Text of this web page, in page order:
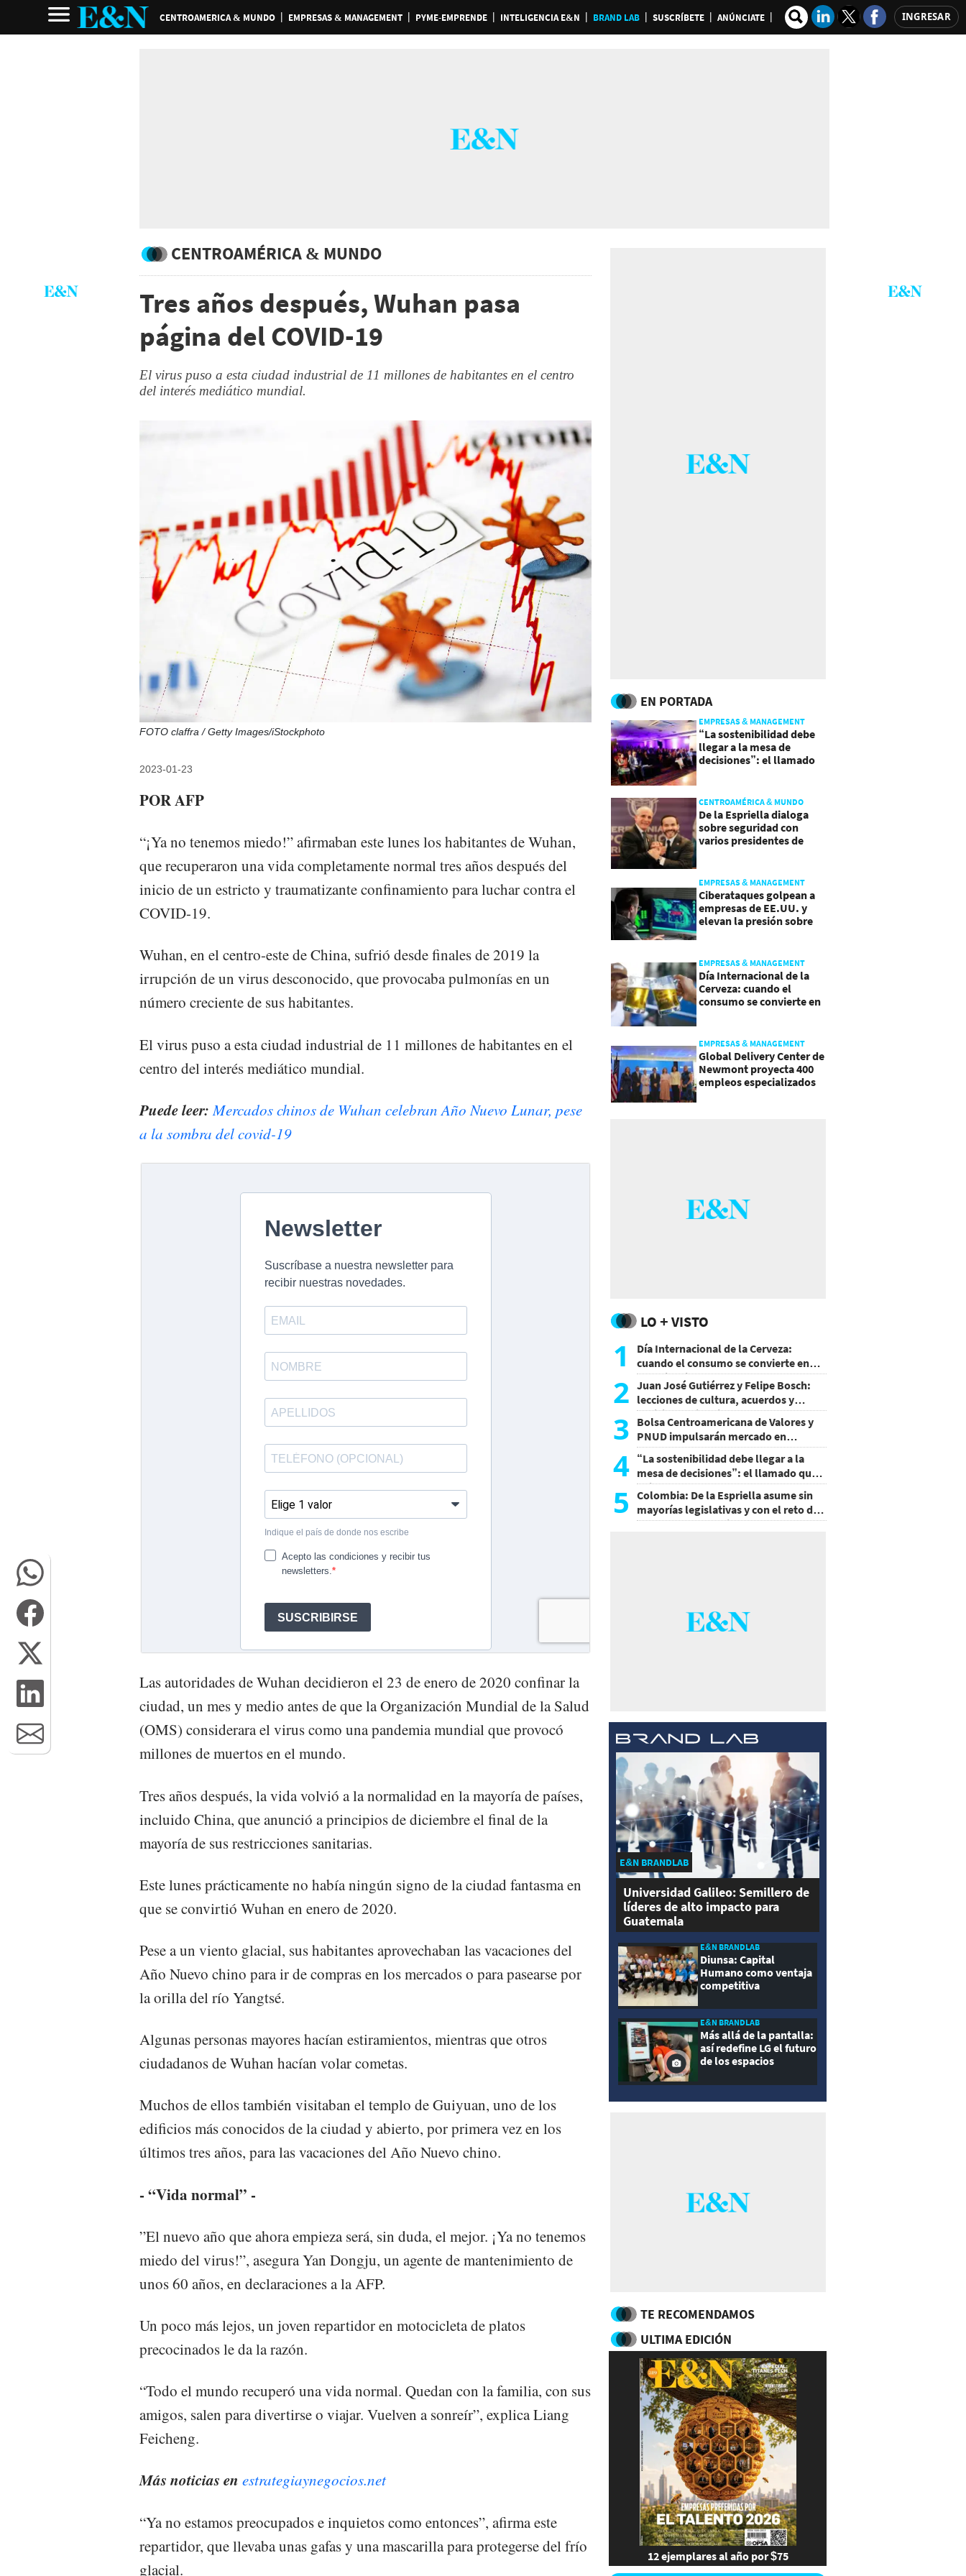
CENTROAMERICA & MUNDO EMPRESAS & MANAGEMENT PYME-EMPRENDE INTELIGENCIA E&N BRAND LAB SUSCRÍBETE ANÚNCIATE INGRESAR
CENTROAMÉRICA & MUNDO
Tres años después, Wuhan pasa
página del COVID-19
El virus puso a esta ciudad industrial de 11 millones de habitantes en el centro
del interés mediático mundial.
FOTO claffra / Getty Images/iStockphoto
2023-01-23
POR AFP
“¡Ya no tenemos miedo!” afirmaban este lunes los habitantes de Wuhan,
que recuperaron una vida completamente normal tres años después del
inicio de un estricto y traumatizante confinamiento para luchar contra el
COVID-19.
Wuhan, en el centro-este de China, sufrió desde finales de 2019 la
irrupción de un virus desconocido, que provocaba pulmonías en un
número creciente de sus habitantes.
El virus puso a esta ciudad industrial de 11 millones de habitantes en el
centro del interés mediático mundial.
Puede leer:Mercados chinos de Wuhan celebran Año Nuevo Lunar, pese
a la sombra del covid-19
Las autoridades de Wuhan decidieron el 23 de enero de 2020 confinar la
ciudad, un mes y medio antes de que la Organización Mundial de la Salud
(OMS) considerara el virus como una pandemia mundial que provocó
millones de muertos en el mundo.
Tres años después, la vida volvió a la normalidad en la mayoría de países,
incluido China, que anunció a principios de diciembre el final de la
mayoría de sus restricciones sanitarias.
Este lunes prácticamente no había ningún signo de la ciudad fantasma en
que se convirtió Wuhan en enero de 2020.
Pese a un viento glacial, sus habitantes aprovechaban las vacaciones del
Año Nuevo chino para ir de compras en los mercados o para pasearse por
la orilla del río Yangtsé.
Algunas personas mayores hacían estiramientos, mientras que otros
ciudadanos de Wuhan hacían volar cometas.
Muchos de ellos también visitaban el templo de Guiyuan, uno de los
edificios más conocidos de la ciudad y abierto, por primera vez en los
últimos tres años, para las vacaciones del Año Nuevo chino.
- “Vida normal” -
”El nuevo año que ahora empieza será, sin duda, el mejor. ¡Ya no tenemos
miedo del virus!”, asegura Yan Dongju, un agente de mantenimiento de
unos 60 años, en declaraciones a la AFP.
Un poco más lejos, un joven repartidor en motocicleta de platos
precocinados le da la razón.
“Todo el mundo recuperó una vida normal. Quedan con la familia, con sus
amigos, salen para divertirse o viajar. Vuelven a sonreír”, explica Liang
Feicheng.
Más noticias en estrategiaynegocios.net
“Ya no estamos preocupados e inquietos como entonces”, afirma este
repartidor, que llevaba unas gafas y una mascarilla para protegerse del frío
glacial.
EN PORTADA
EMPRESAS & MANAGEMENT
“La sostenibilidad debe
llegar a la mesa de
decisiones”: el llamado
CENTROAMÉRICA & MUNDO
De la Espriella dialoga
sobre seguridad con
varios presidentes de
EMPRESAS & MANAGEMENT
Ciberataques golpean a
empresas de EE.UU. y
elevan la presión sobre
EMPRESAS & MANAGEMENT
Día Internacional de la
Cerveza: cuando el
consumo se convierte en
EMPRESAS & MANAGEMENT
Global Delivery Center de
Newmont proyecta 400
empleos especializados
LO + VISTO
1
Día Internacional de la Cerveza:
cuando el consumo se convierte en
experiencia
2 Juan José Gutiérrez y Felipe Bosch:
lecciones de cultura, acuerdos y
decisiones sin miedo
3 Bolsa Centroamericana de Valores y
PNUD impulsarán mercado en
Honduras
4 “La sostenibilidad debe llegar a la
mesa de decisiones”: el llamado que
deja CentraRSE
5
Colombia: De la Espriella asume sin
mayorías legislativas y con el reto de
recuperar la seguridad
E&N BRANDLAB
Universidad Galileo: Semillero de
líderes de alto impacto para
Guatemala
E&N BRANDLAB
Diunsa: Capital
Humano como ventaja
competitiva
E&N BRANDLAB
Más allá de la pantalla:
así redefine LG el futuro
de los espacios
TE RECOMENDAMOS
ULTIMA EDICIÓN
12 ejemplares al año por $75